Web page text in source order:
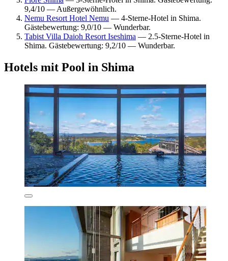
9,4/10 — Außergewöhnlich.
Nemu Resort Hotel Nemu — 4-Sterne-Hotel in Shima.
Gästebewertung: 9,0/10 — Wunderbar.
Tabist Villa Daioh Resort Iseshima — 2.5-Sterne-Hotel in
Shima. Gästebewertung: 9,2/10 — Wunderbar.
Hotels mit Pool in Shima